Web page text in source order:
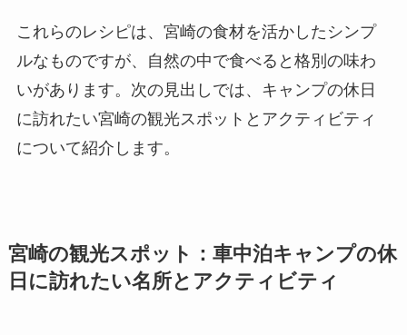
これらのレシピは、宮崎の食材を活かしたシンプ
ルなものですが、自然の中で食べると格別の味わ
いがあります。次の見出しでは、キャンプの休日
に訪れたい宮崎の観光スポットとアクティビティ
について紹介します。
宮崎の観光スポット：車中泊キャンプの休
日に訪れたい名所とアクティビティ